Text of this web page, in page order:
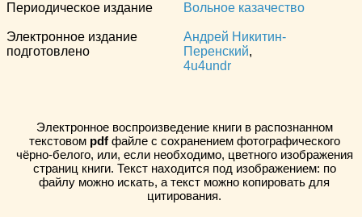
Периодическое издание Вольное казачество
Электронное издание
подготовлено
Андрей Никитин-
Перенский,
4u4undr
Электронное воспроизведение книги в распознанном
текстовом pdfфайле с сохранением фотографического
чёрно-белого, или, если необходимо, цветного изображения
страниц книги. Текст находится под изображением: по
файлу можно искать, а текст можно копировать для
цитирования.